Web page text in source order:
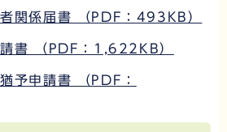
関係届書 （PDF：493KB）
書 （PDF：1,622KB）
予申請書 （PDF：